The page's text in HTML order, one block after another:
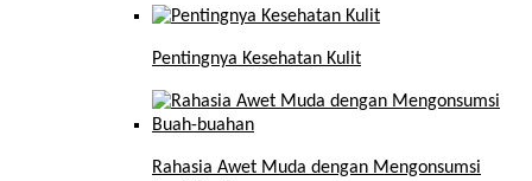
Pentingnya Kesehatan Kulit
Rahasia Awet Muda dengan Mengonsumsi